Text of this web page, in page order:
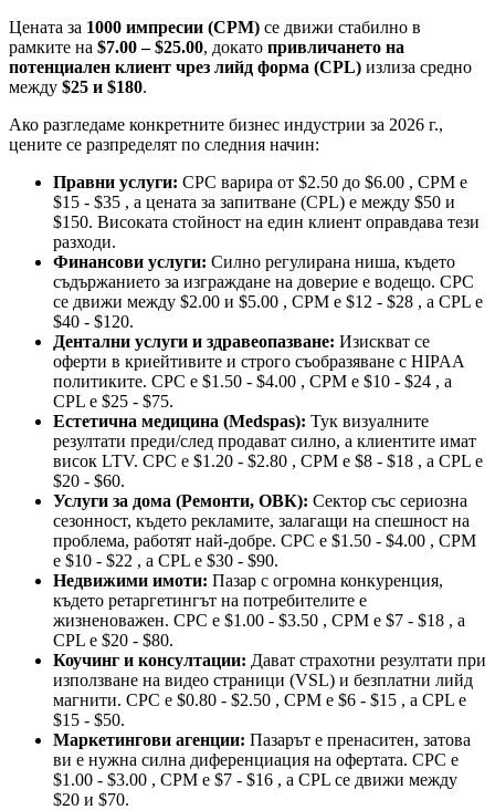
Цената за 1000 импресии (CPM) се движи стабилно в
рамките на $7.00 – $25.00, докато привличането на
потенциален клиент чрез лийд форма (CPL) излиза средно
между $25 и $180.
Ако разгледаме конкретните бизнес индустрии за 2026 г.,
цените се разпределят по следния начин:
Правни услуги: CPC варира от $2.50 до $6.00 , CPM е
$15 - $35 , а цената за запитване (CPL) е между $50 и
$150. Високата стойност на един клиент оправдава тези
разходи.
Финансови услуги: Силно регулирана ниша, където
съдържанието за изграждане на доверие е водещо. CPC
се движи между $2.00 и $5.00 , CPM е $12 - $28 , а CPL е
$40 - $120.
Дентални услуги и здравеопазване: Изискват се
оферти в криейтивите и строго съобразяване с HIPAA
политиките. CPC е $1.50 - $4.00 , CPM е $10 - $24 , а
CPL е $25 - $75.
Естетична медицина (Medspas): Тук визуалните
резултати преди/след продават силно, а клиентите имат
висок LTV. CPC е $1.20 - $2.80 , CPM е $8 - $18 , а CPL е
$20 - $60.
Услуги за дома (Ремонти, ОВК): Сектор със сериозна
сезонност, където рекламите, залагащи на спешност на
проблема, работят най-добре. CPC е $1.50 - $4.00 , CPM
е $10 - $22 , а CPL е $30 - $90.
Недвижими имоти: Пазар с огромна конкуренция,
където ретаргетингът на потребителите е
жизненоважен. CPC е $1.00 - $3.50 , CPM е $7 - $18 , а
CPL е $20 - $80.
Коучинг и консултации: Дават страхотни резултати при
използване на видео страници (VSL) и безплатни лийд
магнити. CPC е $0.80 - $2.50 , CPM е $6 - $15 , а CPL е
$15 - $50.
Маркетингови агенции: Пазарът е пренаситен, затова
ви е нужна силна диференциация на офертата. CPC е
$1.00 - $3.00 , CPM е $7 - $16 , а CPL се движи между
$20 и $70.